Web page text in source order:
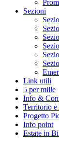
Sezioni
Link utili
5 per mille
Info &
Territorio e
Progetto
Info point
Estate in